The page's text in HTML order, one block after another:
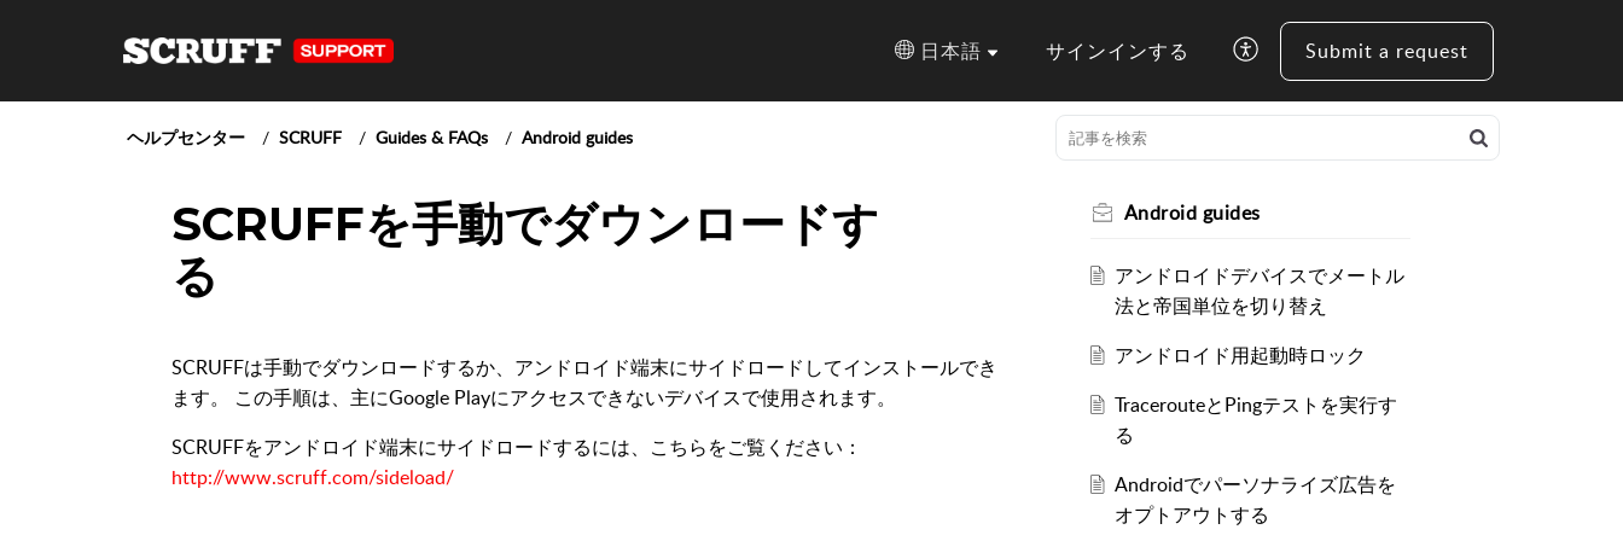
日本語 サインインする Submit a request
ヘルプセンター SCRUFF Guides & FAQs Android guides
SCRUFFを手動でダウンロードす
る
SCRUFFは手動でダウンロードするか、アンドロイド端末にサイドロードしてインストールでき
ます。 この手順は、主にGoogle Playにアクセスできないデバイスで使用されます。
SCRUFFをアンドロイド端末にサイドロードするには、こちらをご覧ください：
http://www.scruff.com/sideload/
Android guides
アンドロイドデバイスでメートル
法と帝国単位を切り替え
アンドロイド用起動時ロック
TracerouteとPingテストを実行す
る
Androidでパーソナライズ広告を
オプトアウトする